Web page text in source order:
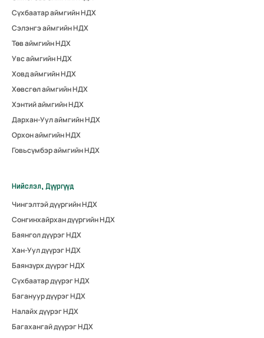
Сүхбаатар аймгийн НДХ
Сэлэнгэ аймгийн НДХ
Төв аймгийн НДХ
Увс аймгийн НДХ
Ховд аймгийн НДХ
Хөвсгөл аймгийн НДХ
Хэнтий аймгийн НДХ
Дархан-Уул аймгийн НДХ
Орхон аймгийн НДХ
Говьсүмбэр аймгийн НДХ
Нийслэл, Дүүргүүд
Чингэлтэй дүүргийн НДХ
Сонгинхайрхан дүүргийн НДХ
Баянгол дүүрэг НДХ
Хан-Уул дүүрэг НДХ
Баянзүрх дүүрэг НДХ
Сүхбаатар дүүрэг НДХ
Багануур дүүрэг НДХ
Налайх дүүрэг НДХ
Багахангай дүүрэг НДХ